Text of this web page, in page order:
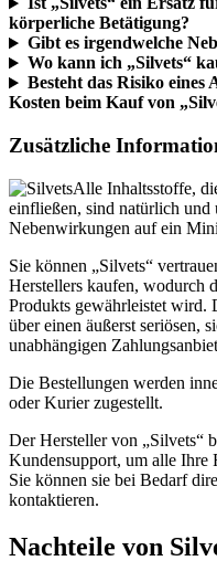
körperliche Betätigung?
Gibt es irgendwelche
Wo kann ich „Silvets“
Besteht das Risiko eines
Kosten beim Kauf von
Zusätzliche
Alle Inhaltsstoffe,
einfließen, sind natürlich
Nebenwirkungen auf ein
Sie können „Silvets“
Herstellers kaufen, wodurch
Produkts gewährleistet wird.
über einen äußerst seriösen,
unabhängigen
Die Bestellungen werden
oder Kurier zugestellt.
Der Hersteller von „Silvets“
Kundensupport, um alle Ihre
Sie können sie bei Bedarf
kontaktieren.
Nachteile von